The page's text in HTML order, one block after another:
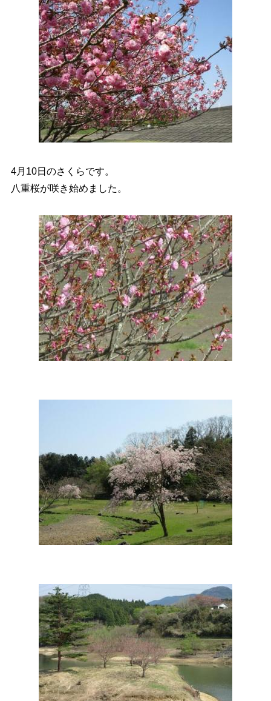
4月10日のさくらです。
八重桜が咲き始めました。